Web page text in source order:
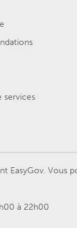
services
EasyGov.
à 22h00